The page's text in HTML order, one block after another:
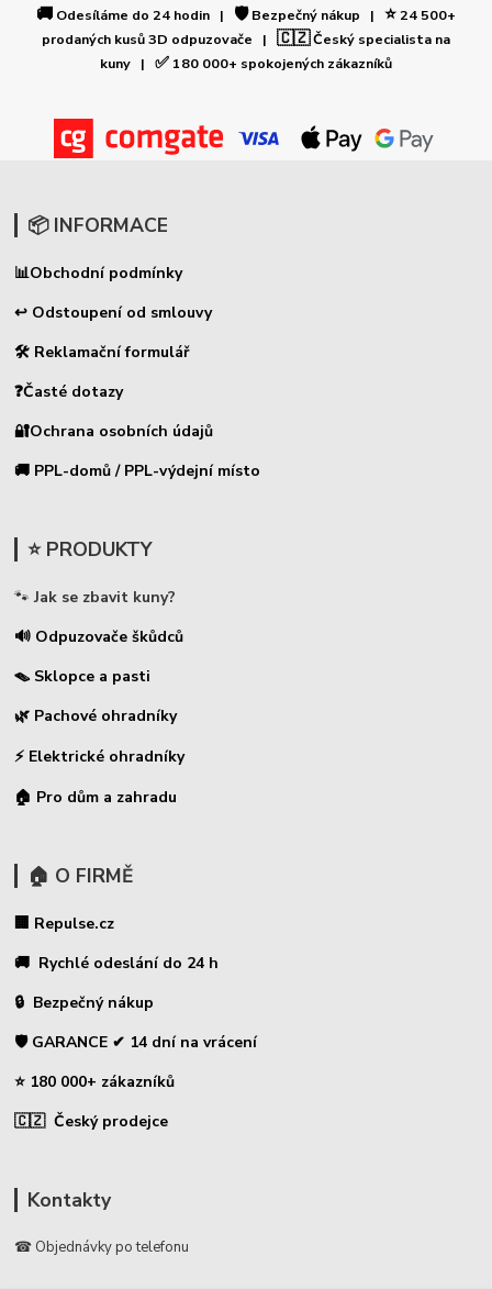
🚚 Odesíláme do 24 hodin | 🛡️Bezpečný nákup | ⭐24 500+
prodaných kusů 3D odpuzovače | 🇨🇿Český specialista na
kuny | ✅ 180 000+ spokojených zákazníků
📦 INFORMACE
📊Obchodní podmínky
↩ Odstoupení od smlouvy
🛠 Reklamační formulář
❓Časté dotazy
🔐Ochrana osobních údajů
🚚 PPL-domů / PPL-výdejní místo
⭐ PRODUKTY
🐾 Jak se zbavit kuny?
🔊 Odpuzovače škůdců
🪤 Sklopce a pasti
🌿 Pachové ohradníky
⚡ Elektrické ohradníky
🏠 Pro dům a zahradu
🏠 O FIRMĚ
🏢 Repulse.cz
🚚 Rychlé odeslání do 24 h
🔒 Bezpečný nákup
🛡️ GARANCE ✔ 14 dní na vrácení
⭐ 180 000+ zákazníků
🇨🇿 Český prodejce
Kontakty
☎ Objednávky po telefonu